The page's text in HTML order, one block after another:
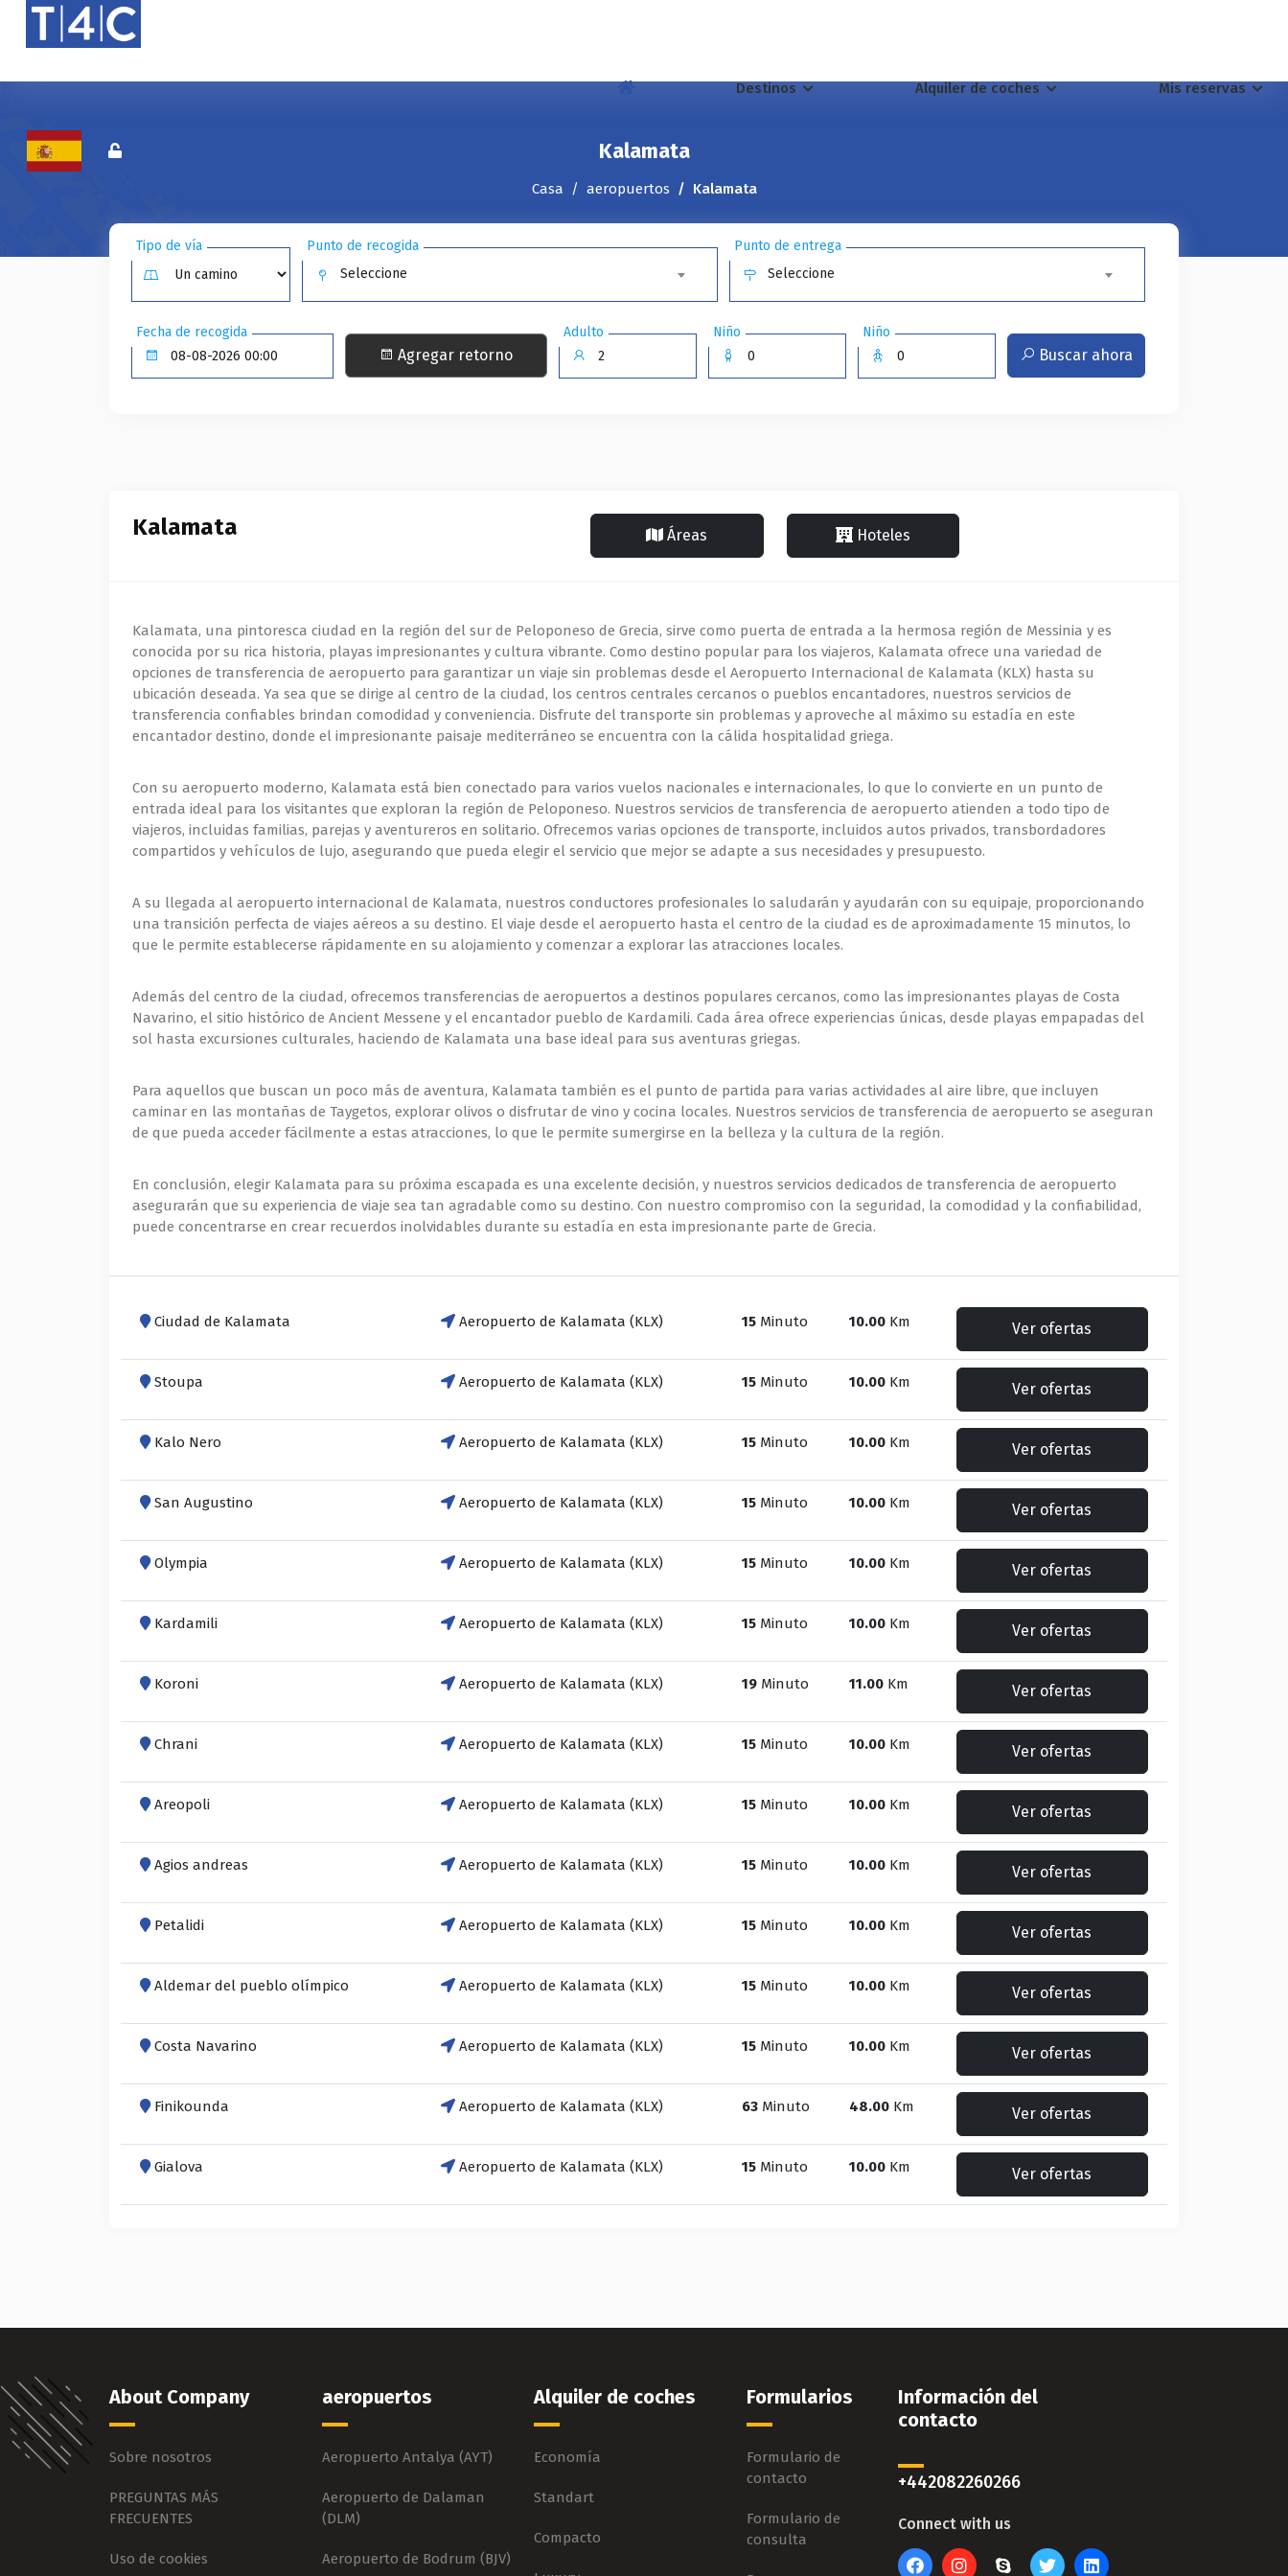
Destinos Alquiler de coches Mis reservas
Kalamata
Casa aeropuertos Kalamata
Tipo de vía
Punto de recogida
Seleccione
Punto de entrega
Seleccione
Fecha de recogida
Agregar retorno
Adulto Niño Niño
Buscar ahora
Kalamata Áreas Hoteles
Kalamata, una pintoresca ciudad en la región del sur de Peloponeso de Grecia, sirve como puerta de entrada a la hermosa región de Messinia y es
conocida por su rica historia, playas impresionantes y cultura vibrante. Como destino popular para los viajeros, Kalamata ofrece una variedad de
opciones de transferencia de aeropuerto para garantizar un viaje sin problemas desde el Aeropuerto Internacional de Kalamata (KLX) hasta su
ubicación deseada. Ya sea que se dirige al centro de la ciudad, los centros centrales cercanos o pueblos encantadores, nuestros servicios de
transferencia confiables brindan comodidad y conveniencia. Disfrute del transporte sin problemas y aproveche al máximo su estadía en este
encantador destino, donde el impresionante paisaje mediterráneo se encuentra con la cálida hospitalidad griega.
Con su aeropuerto moderno, Kalamata está bien conectado para varios vuelos nacionales e internacionales, lo que lo convierte en un punto de
entrada ideal para los visitantes que exploran la región de Peloponeso. Nuestros servicios de transferencia de aeropuerto atienden a todo tipo de
viajeros, incluidas familias, parejas y aventureros en solitario. Ofrecemos varias opciones de transporte, incluidos autos privados, transbordadores
compartidos y vehículos de lujo, asegurando que pueda elegir el servicio que mejor se adapte a sus necesidades y presupuesto.
A su llegada al aeropuerto internacional de Kalamata, nuestros conductores profesionales lo saludarán y ayudarán con su equipaje, proporcionando
una transición perfecta de viajes aéreos a su destino. El viaje desde el aeropuerto hasta el centro de la ciudad es de aproximadamente 15 minutos, lo
que le permite establecerse rápidamente en su alojamiento y comenzar a explorar las atracciones locales.
Además del centro de la ciudad, ofrecemos transferencias de aeropuertos a destinos populares cercanos, como las impresionantes playas de Costa
Navarino, el sitio histórico de Ancient Messene y el encantador pueblo de Kardamili. Cada área ofrece experiencias únicas, desde playas empapadas del
sol hasta excursiones culturales, haciendo de Kalamata una base ideal para sus aventuras griegas.
Para aquellos que buscan un poco más de aventura, Kalamata también es el punto de partida para varias actividades al aire libre, que incluyen
caminar en las montañas de Taygetos, explorar olivos o disfrutar de vino y cocina locales. Nuestros servicios de transferencia de aeropuerto se aseguran
de que pueda acceder fácilmente a estas atracciones, lo que le permite sumergirse en la belleza y la cultura de la región.
En conclusión, elegir Kalamata para su próxima escapada es una excelente decisión, y nuestros servicios dedicados de transferencia de aeropuerto
asegurarán que su experiencia de viaje sea tan agradable como su destino. Con nuestro compromiso con la seguridad, la comodidad y la confiabilidad,
puede concentrarse en crear recuerdos inolvidables durante su estadía en esta impresionante parte de Grecia.
Ciudad de Kalamata Aeropuerto de Kalamata (KLX) 15Minuto 10.00Km Ver ofertas
Stoupa Aeropuerto de Kalamata (KLX) 15Minuto 10.00Km Ver ofertas
Kalo Nero Aeropuerto de Kalamata (KLX) 15Minuto 10.00Km Ver ofertas
San Augustino Aeropuerto de Kalamata (KLX) 15Minuto 10.00Km Ver ofertas
Olympia Aeropuerto de Kalamata (KLX) 15Minuto 10.00Km Ver ofertas
Kardamili Aeropuerto de Kalamata (KLX) 15Minuto 10.00Km Ver ofertas
Koroni Aeropuerto de Kalamata (KLX) 19Minuto 11.00Km Ver ofertas
Chrani Aeropuerto de Kalamata (KLX) 15Minuto 10.00Km Ver ofertas
Areopoli Aeropuerto de Kalamata (KLX) 15Minuto 10.00Km Ver ofertas
Agios andreas Aeropuerto de Kalamata (KLX) 15Minuto 10.00Km Ver ofertas
Petalidi Aeropuerto de Kalamata (KLX) 15Minuto 10.00Km Ver ofertas
Aldemar del pueblo olímpico Aeropuerto de Kalamata (KLX) 15Minuto 10.00Km Ver ofertas
Costa Navarino Aeropuerto de Kalamata (KLX) 15Minuto 10.00Km Ver ofertas
Finikounda Aeropuerto de Kalamata (KLX) 63Minuto 48.00Km Ver ofertas
Gialova Aeropuerto de Kalamata (KLX) 15Minuto 10.00Km Ver ofertas
About Company
Sobre nosotros
PREGUNTAS MÁS
FRECUENTES
Uso de cookies
aeropuertos
Aeropuerto Antalya (AYT)
Aeropuerto de Dalaman
(DLM)
Aeropuerto de Bodrum (BJV)
Alquiler de coches
Economía
Standart
Compacto
Formularios
Formulario de
contacto
Formulario de
consulta
Información del
contacto
+442082260266
Connect with us